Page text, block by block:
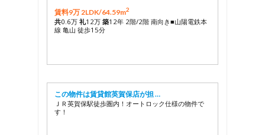
賃料9万 2LDK/64.59m2
共0.6万 礼12万 築12年 2階/2階 南向き■山陽電鉄本
線 亀山 徒歩15分
この物件は賃貸館英賀保店が担 …
ＪＲ英賀保駅徒歩圏内！オートロック仕様の物件で
す！